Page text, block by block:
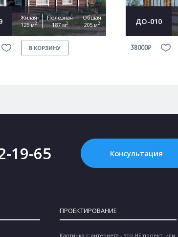
Жилая
125 м2
Полезная
187 м2
Общая
205 м2
В КОРЗИНУ
ДО-010
38000₽
19-65 Консультация
ПРОЕКТИРОВАНИЕ
Картинка с интернета - это НЕ проект, или